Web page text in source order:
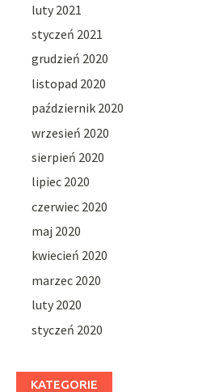
luty 2021
styczeń 2021
grudzień 2020
listopad 2020
październik 2020
wrzesień 2020
sierpień 2020
lipiec 2020
czerwiec 2020
maj 2020
kwiecień 2020
marzec 2020
luty 2020
styczeń 2020
KATEGORIE